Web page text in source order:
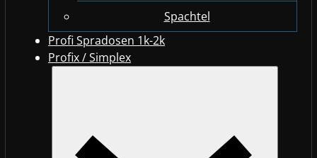
Spachtel
Profi Spradosen 1k-2k
Profix / Simplex